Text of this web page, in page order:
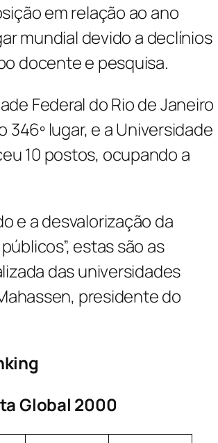
em relação ao ano
mundial devido a declínios
docente e pesquisa.
Federal do Rio de Janeiro
346º lugar, e a Universidade
10 postos, ocupando a
e a desvalorização da
estas são as
das universidades
presidente do
Global 2000